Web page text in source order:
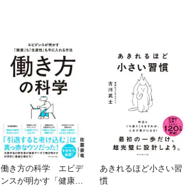
働き方の科学 エビデ
ンスが明かす「健康」
あきれるほど小さい習
慣